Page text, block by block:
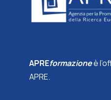
APREformazioneè
APRE.